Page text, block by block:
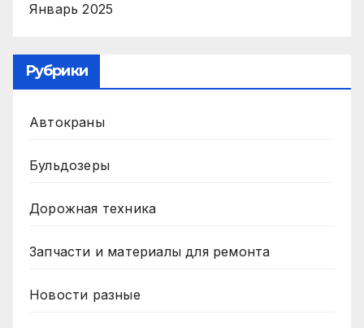
Январь 2025
Рубрики
Автокраны
Бульдозеры
Дорожная техника
Запчасти и материалы для ремонта
Новости разные